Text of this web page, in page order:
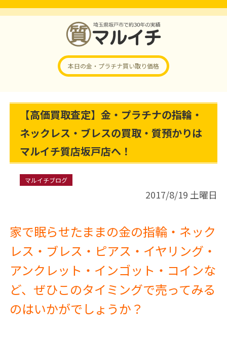
本日の金・プラチナ買い取り価格
【高価買取査定】金・プラチナの指輪・
ネックレス・ブレスの買取・質預かりは
マルイチ質店坂戸店へ！
マルイチブログ
2017/8/19 土曜日
家で眠らせたままの金の指輪・ネック
レス・ブレス・ピアス・イヤリング・
アンクレット・インゴット・コインな
ど、ぜひこのタイミングで売ってみる
のはいかがでしょうか？